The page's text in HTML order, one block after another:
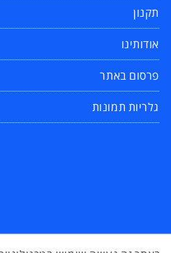
תקנון
אודותינו
פרסום באתר
גלריות תמונות